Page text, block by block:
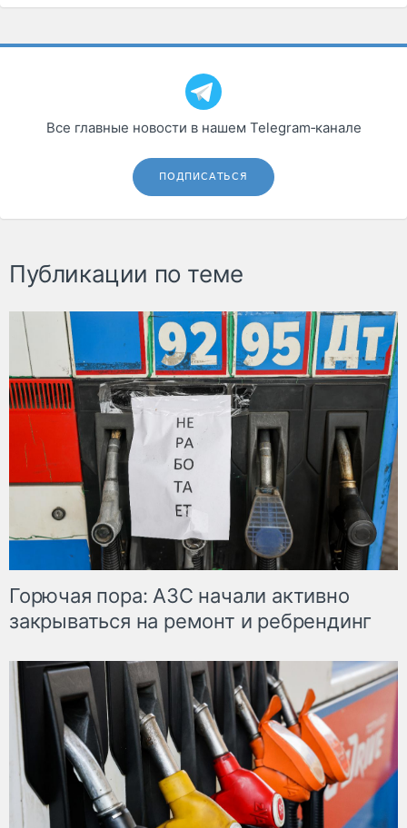
Все главные новости в нашем Telegram‑канале
ПОДПИСАТЬСЯ
Публикации по теме
Горючая пора: АЗС начали активно
закрываться на ремонт и ребрендинг